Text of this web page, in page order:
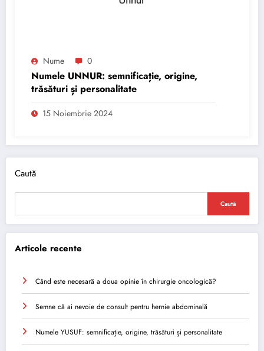
Nume 0
Numele UNNUR: semnificație, origine,
trăsături și personalitate
15 Noiembrie 2024
Caută
Caută
Articole recente
Când este necesară a doua opinie în chirurgie oncologică?
Semne că ai nevoie de consult pentru hernie abdominală
Numele YUSUF: semnificație, origine, trăsături și personalitate